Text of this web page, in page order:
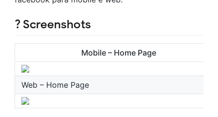
? Screenshots
Mobile – Home Page
Web – Home Page